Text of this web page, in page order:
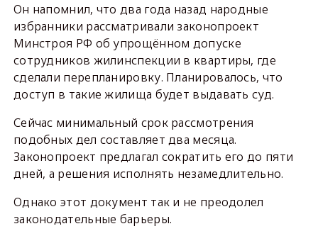
Он напомнил, что два года назад народные
избранники рассматривали законопроект
Минстроя РФ об упрощённом допуске
сотрудников жилинспекции в квартиры, где
сделали перепланировку. Планировалось, что
доступ в такие жилища будет выдавать суд.
Сейчас минимальный срок рассмотрения
подобных дел составляет два месяца.
Законопроект предлагал сократить его до пяти
дней, а решения исполнять незамедлительно.
Однако этот документ так и не преодолел
законодательные барьеры.